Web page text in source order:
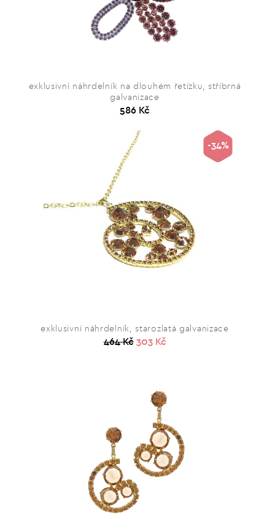
exklusivní náhrdelník na dlouhém řetízku, stříbrná
galvanizace
586 Kč
exklusivní náhrdelník, starozlatá galvanizace
464 Kč 303 Kč
-34%